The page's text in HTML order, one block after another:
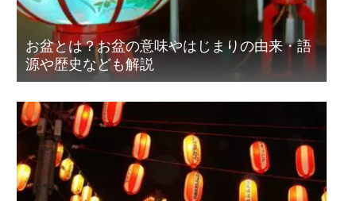
お盆とは？お盆の意味やはじまりの由来・語
源や歴史なども解説